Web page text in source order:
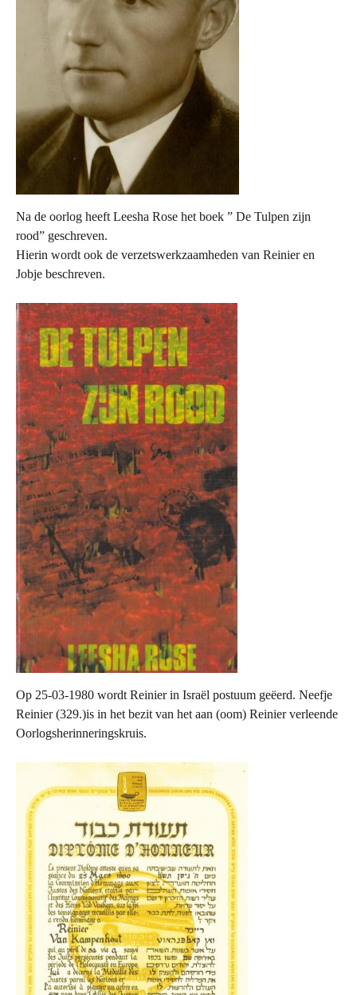
Na de oorlog heeft Leesha Rose het boek ” De Tulpen zijn
rood” geschreven.
Hierin wordt ook de verzetswerkzaamheden van Reinier en
Jobje beschreven.
Op 25-03-1980 wordt Reinier in Israël postuum geëerd. Neefje
Reinier (329.)is in het bezit van het aan (oom) Reinier verleende
Oorlogsherinneringskruis.